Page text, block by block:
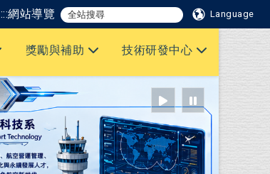
:::網站導覽 Language
獎勵與補助 技術研發中心